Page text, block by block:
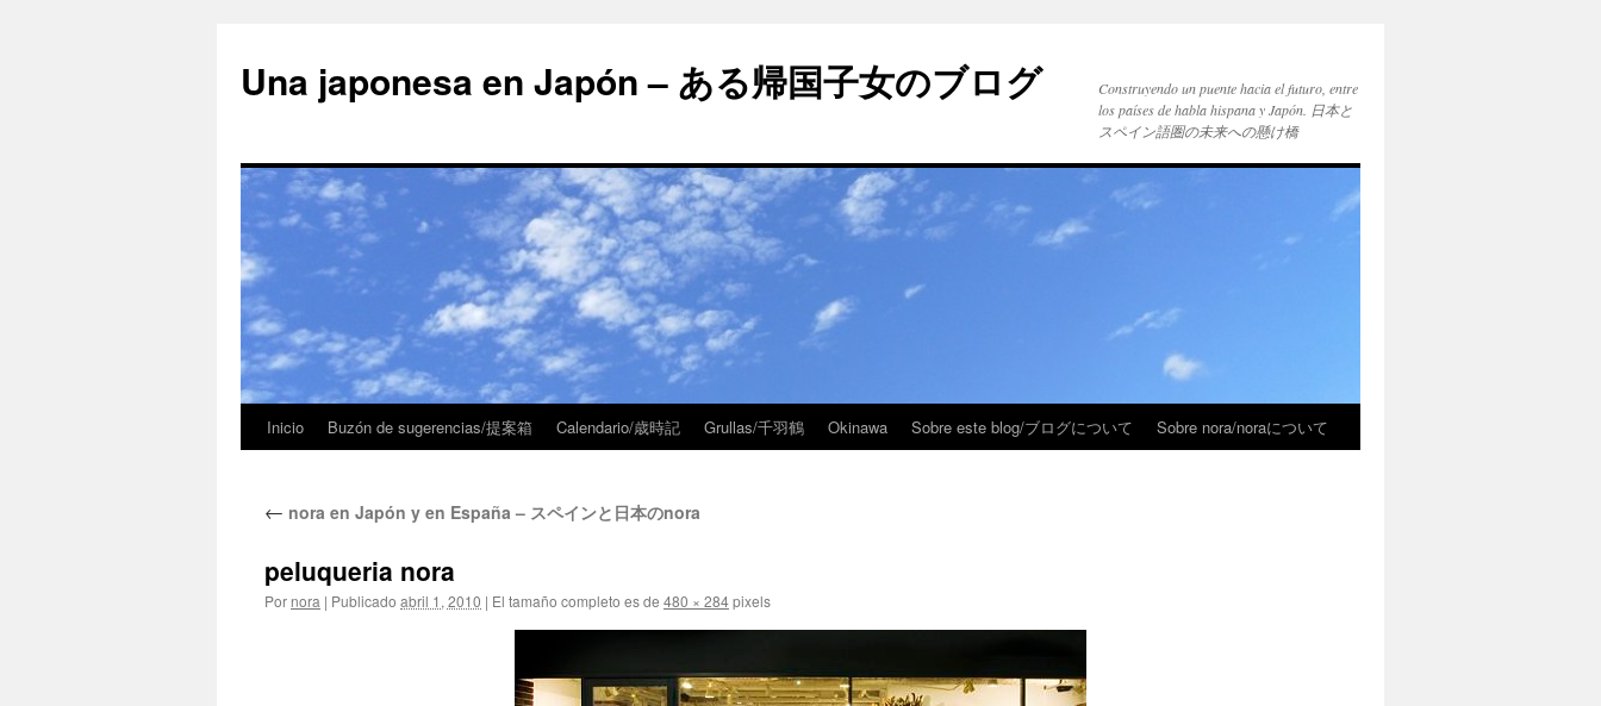
Una japonesa en Japón – ある帰国子女のブログ
Construyendo un puente hacia el futuro, entre
los países de habla hispana y Japón. 日本と
スペイン語圏の未来への懸け橋
Inicio Buzón de sugerencias/提案箱 Calendario/歳時記 Grullas/千羽鶴 Okinawa Sobre este blog/ブログについて Sobre nora/noraについて
← nora en Japón y en España – スペインと日本のnora
peluqueria nora
Por nora | Publicado abril 1, 2010 | El tamaño completo es de 480 × 284pixels